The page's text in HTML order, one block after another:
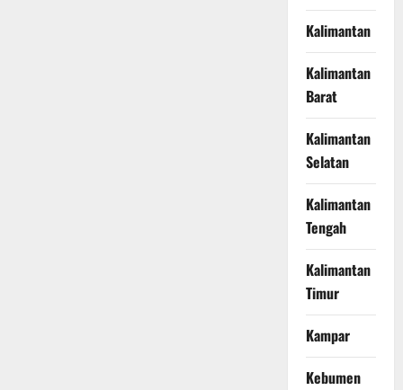
Kalimantan
Kalimantan
Barat
Kalimantan
Selatan
Kalimantan
Tengah
Kalimantan
Timur
Kampar
Kebumen